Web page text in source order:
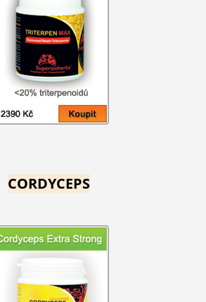
CORDYCEPS